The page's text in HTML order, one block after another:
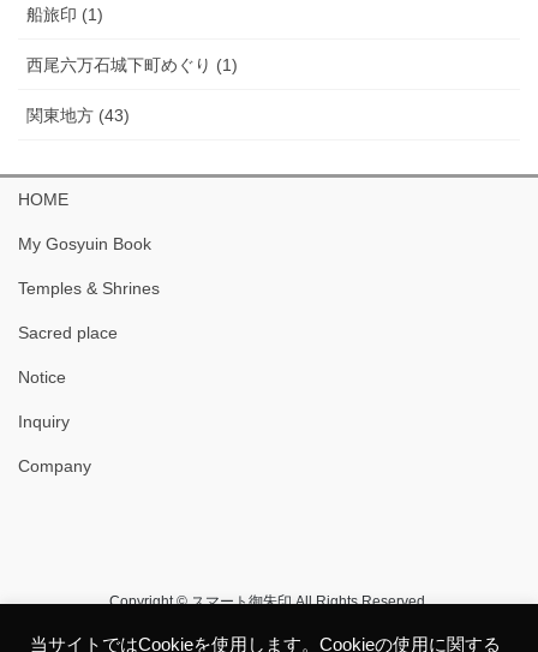
船旅印 (1)
西尾六万石城下町めぐり (1)
関東地方 (43)
HOME
My Gosyuin Book
Temples & Shrines
Sacred place
Notice
Inquiry
Company
Copyright © スマート御朱印 All Rights Reserved.
当サイトではCookieを使用します。Cookieの使用に関する